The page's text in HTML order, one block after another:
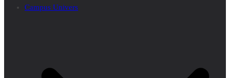
Campus Univers